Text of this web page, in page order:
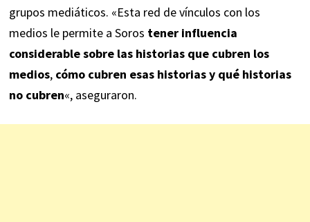
grupos mediáticos. «Esta red de vínculos con los
medios le permite a Soros tener influencia
considerable sobre las historias que cubren los
medios,cómo cubren esas historias y qué historias
no cubren«, aseguraron.